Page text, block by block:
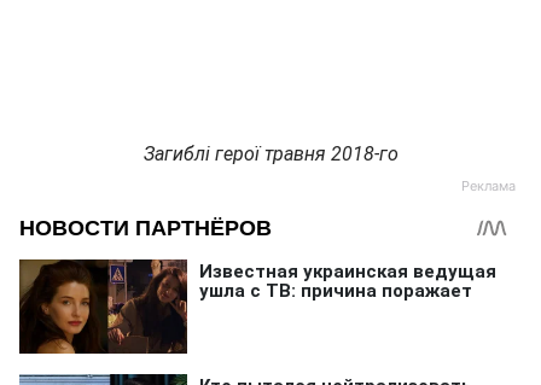
Загиблі герої травня 2018-го